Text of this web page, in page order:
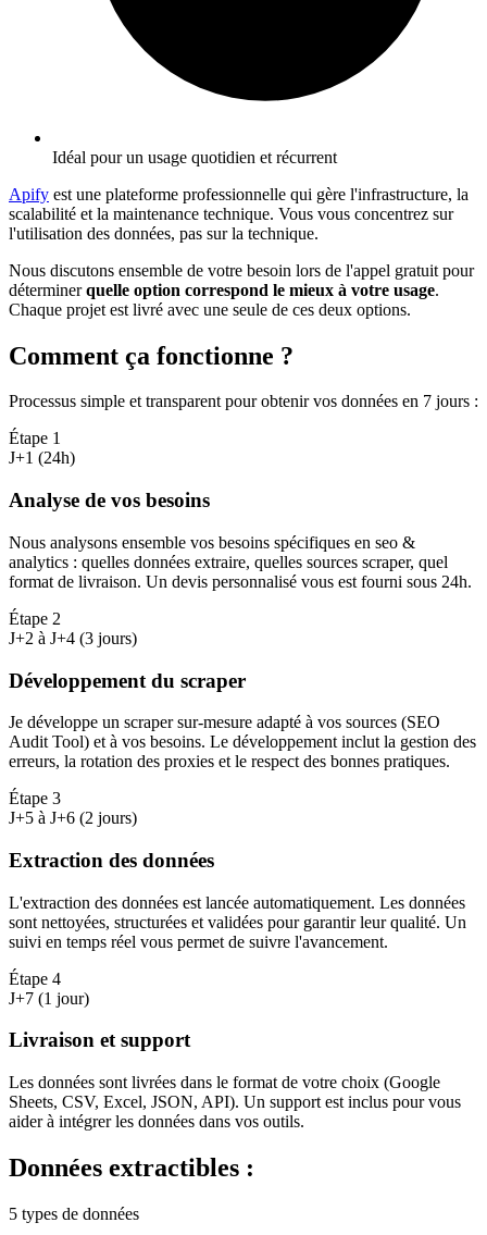
Idéal pour un usage quotidien et récurrent
Apify est une plateforme professionnelle qui gère l'infrastructure, la
scalabilité et la maintenance technique. Vous vous concentrez sur
l'utilisation des données, pas sur la technique.
Nous discutons ensemble de votre besoin lors de l'appel gratuit pour
déterminerquelle option correspond le mieux à votre usage.
Chaque projet est livré avec une seule de ces deux options.
Comment ça fonctionne ?
Processus simple et transparent pour obtenir vos données en 7 jours :
Étape 1
J+1 (24h)
Analyse de vos besoins
Nous analysons ensemble vos besoins spécifiques en seo &
analytics : quelles données extraire, quelles sources scraper, quel
format de livraison. Un devis personnalisé vous est fourni sous 24h.
Étape 2
J+2 à J+4 (3 jours)
Développement du scraper
Je développe un scraper sur-mesure adapté à vos sources (SEO
Audit Tool) et à vos besoins. Le développement inclut la gestion des
erreurs, la rotation des proxies et le respect des bonnes pratiques.
Étape 3
J+5 à J+6 (2 jours)
Extraction des données
L'extraction des données est lancée automatiquement. Les données
sont nettoyées, structurées et validées pour garantir leur qualité. Un
suivi en temps réel vous permet de suivre l'avancement.
Étape 4
J+7 (1 jour)
Livraison et support
Les données sont livrées dans le format de votre choix (Google
Sheets, CSV, Excel, JSON, API). Un support est inclus pour vous
aider à intégrer les données dans vos outils.
Données extractibles :
5 types de données